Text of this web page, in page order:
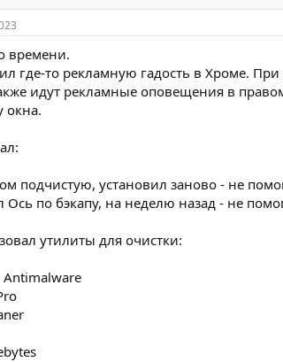
времени.
где-то рекламную гадость в Хроме.
идут рекламные оповещения в
окна.
подчистую, установил заново - не
Ось по бэкапу, на неделю назад - не
утилиты для очистки:
Antimalware